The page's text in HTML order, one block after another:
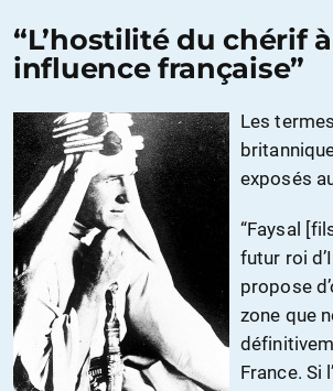
“L’hostilité du chérif
influence française”
Les
exposés
“Faysal
futur roi
propose
zone que
France. Si